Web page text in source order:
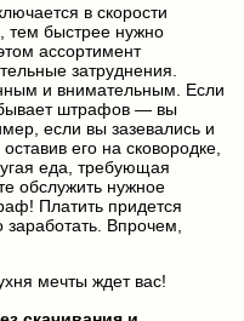
в скорости
тем быстрее нужно
ассортимент
затруднения.
и внимательным. Если
штрафов — вы
если вы зазевались и
его на сковородке,
еда, требующая
обслужить нужное
Платить придется
Впрочем,
мечты ждет вас!